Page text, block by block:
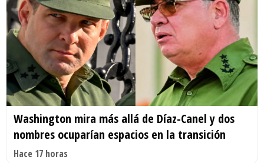
Washington mira más allá de Díaz-Canel y dos
nombres ocuparían espacios en la transición
Hace 17 horas